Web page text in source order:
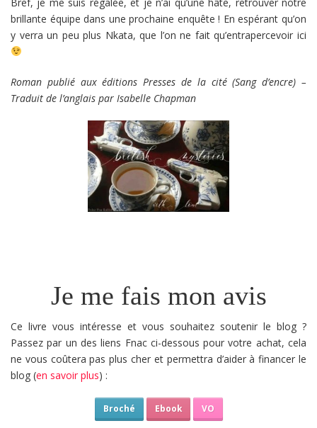
brillante équipe dans une prochaine enquête ! En espérant qu’on
y verra un peu plus Nkata, que l’on ne fait qu’entrapercevoir ici
Roman publié aux éditions Presses de la cité (Sang d’encre) –
Traduit de l’anglais par Isabelle Chapman
Je me fais mon avis
Ce livre vous intéresse et vous souhaitez soutenir le blog ?
Passez par un des liens Fnac ci-dessous pour votre achat, cela
ne vous coûtera pas plus cher et permettra d’aider à financer le
blog (en savoir plus) :
Broché Ebook VO